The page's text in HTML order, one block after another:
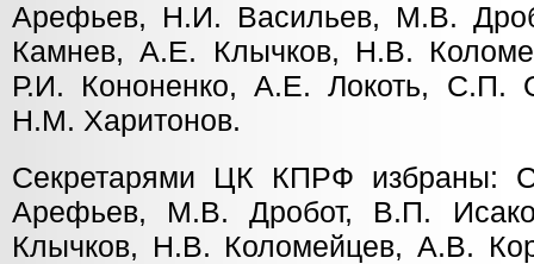
Арефьев, Н.И. Васильев, М.В.
Камнев, А.Е. Клычков, Н.В.
Р.И. Кононенко, А.Е. Локоть, С.П.
Н.М. Харитонов.
Секретарями ЦК КПРФ избраны:
Арефьев, М.В. Дробот, В.П.
Клычков, Н.В. Коломейцев, А.В.